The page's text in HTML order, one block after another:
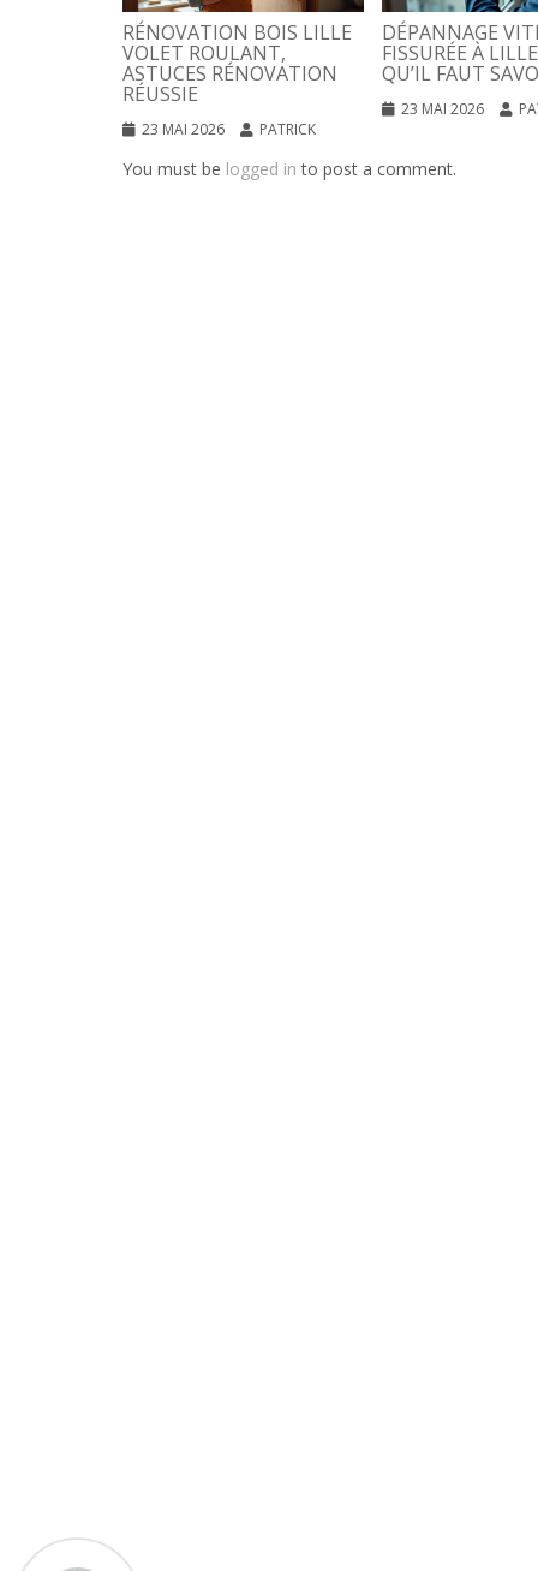
RÉNOVATION BOIS LILLE
VOLET ROULANT,
ASTUCES RÉNOVATION
RÉUSSIE
23 MAI 2026 PATRICK
DÉPANNAGE
FISSURÉE À
QU’IL FAUT
23 MAI 2026
You must be logged in to post a comment.